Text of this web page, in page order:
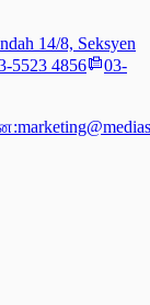
14/8, Seksyen
5523 4856
03-